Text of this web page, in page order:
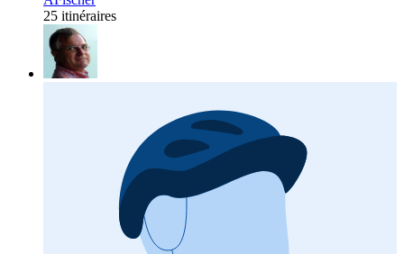
25 itinéraires